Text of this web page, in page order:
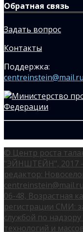
Обратная связь
Задать вопрос
Контакты
Поддержка:
centreinstein@mail.ru
© Центр роста
"ЭЙНШТЕЙН", 2017 -
редактор:
06-48, Возрастная
регистрации СМИ:
службой по
технологий и